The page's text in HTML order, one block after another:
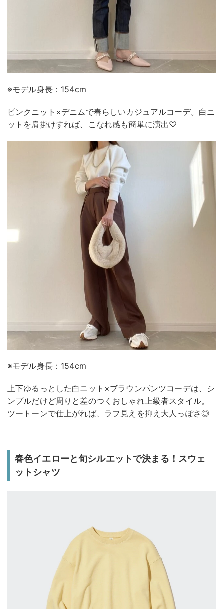
※モデル身長：154cm
ピンクニット×デニムで春らしいカジュアルコーデ。白ニ
ットを肩掛けすれば、こなれ感も簡単に演出♡
※モデル身長：154cm
上下ゆるっとした白ニット×ブラウンパンツコーデは、シ
ンプルだけど周りと差のつくおしゃれ上級者スタイル。
ツートーンで仕上がれば、ラフ見えを抑え大人っぽさ◎
春色イエローと旬シルエットで決まる！スウェ
ットシャツ